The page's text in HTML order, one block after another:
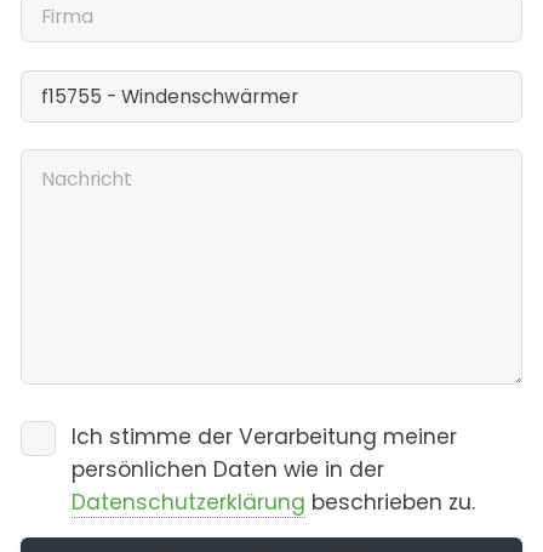
Ich stimme der Verarbeitung meiner
persönlichen Daten wie in der
Datenschutzerklärung beschrieben zu.